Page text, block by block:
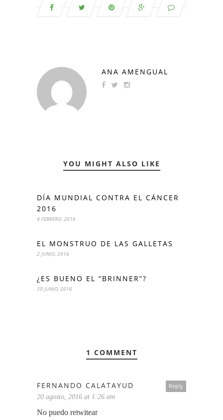
ANA AMENGUAL
YOU MIGHT ALSO LIKE
DÍA MUNDIAL CONTRA EL CÁNCER
2016
4 FEBRERO, 2016
EL MONSTRUO DE LAS GALLETAS
2 JUNIO, 2016
¿ES BUENO EL “BRINNER”?
30 JUNIO, 2016
1 COMMENT
Reply
FERNANDO CALATAYUD
20 agosto, 2016 at 1:26 am
No puedo retwitear